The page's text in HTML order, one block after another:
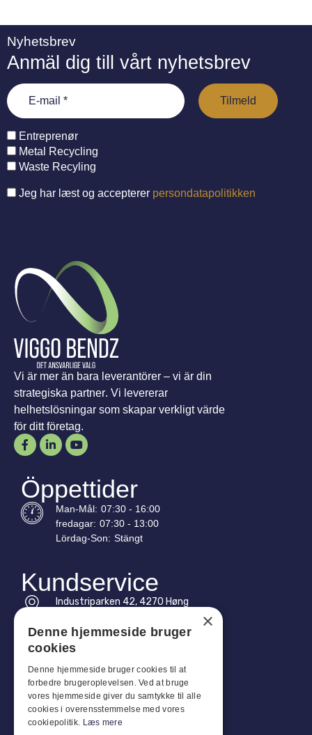
Nyhetsbrev
Anmäl dig till vårt nyhetsbrev
Entreprenør
Metal Recycling
Waste Recyling
Jeg har læst og accepterer persondatapolitikken
Vi är mer än bara leverantörer – vi är din
strategiska partner. Vi levererar
helhetslösningar som skapar verkligt värde
för ditt företag.
Öppettider
Man-Mål: 07:30 - 16:00
fredagar: 07:30 - 13:00
Lördag-Son: Stängt
Kundservice
Industriparken 42, 4270 Høng
Tel: +45 4396 4122
E-post: vb@viggobendz.dk
Snabblänkar
Integritetspolicy
×
Denne hjemmeside bruger
cookies
Denne hjemmeside bruger cookies til at
forbedre brugeroplevelsen. Ved at bruge
vores hjemmeside giver du samtykke til alle
cookies i overensstemmelse med vores
cookiepolitik. Læs mere